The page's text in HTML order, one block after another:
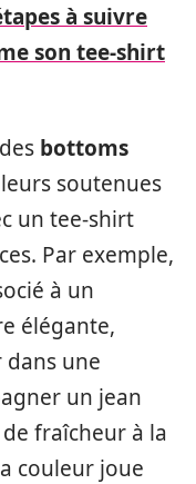
à suivre
son tee-shirt
bottoms
soutenues
un tee-shirt
Par exemple,
à un
élégante,
dans une
un jean
fraîcheur à la
couleur joue